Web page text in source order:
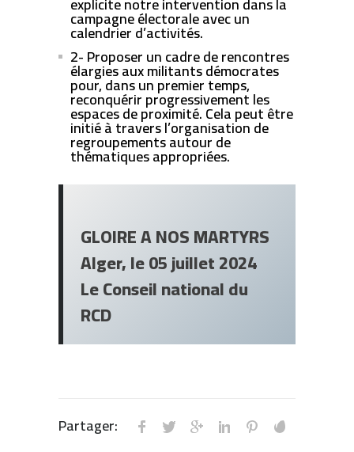
campagne électorale avec un
calendrier d’activités.
2- Proposer un cadre de rencontres
élargies aux militants démocrates
pour, dans un premier temps,
reconquérir progressivement les
espaces de proximité. Cela peut être
initié à travers l’organisation de
regroupements autour de
thématiques appropriées.
GLOIRE A NOS MARTYRS
Alger, le 05 juillet 2024
Le Conseil national du
RCD
Partager: